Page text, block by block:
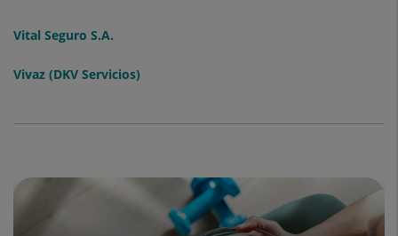
Vital Seguro S.A.
Vivaz (DKV Servicios)